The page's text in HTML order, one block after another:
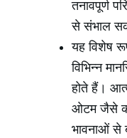
तनावपूर्ण
से संभाल
यह विशेष
विभिन्न
होते हैं।
ओटम जैसे
भावनाओं से